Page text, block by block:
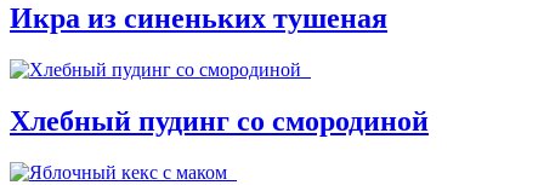
Икра из синеньких тушеная
Хлебный пудинг со смородиной